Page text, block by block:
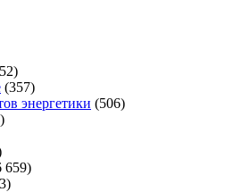
(357)
энергетики (506)
659)